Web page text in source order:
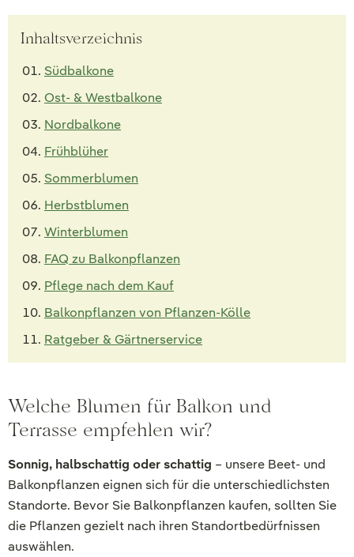
Inhaltsverzeichnis
Südbalkone
Ost- & Westbalkone
Nordbalkone
Frühblüher
Sommerblumen
Herbstblumen
Winterblumen
FAQ zu Balkonpflanzen
Pflege nach dem Kauf
Balkonpflanzen von Pflanzen-Kölle
Ratgeber & Gärtnerservice
Welche Blumen für Balkon und
Terrasse empfehlen wir?
Sonnig, halbschattig oder schattig – unsere Beet- und
Balkonpflanzen eignen sich für die unterschiedlichsten
Standorte. Bevor Sie Balkonpflanzen kaufen, sollten Sie
die Pflanzen gezielt nach ihren Standortbedürfnissen
auswählen.